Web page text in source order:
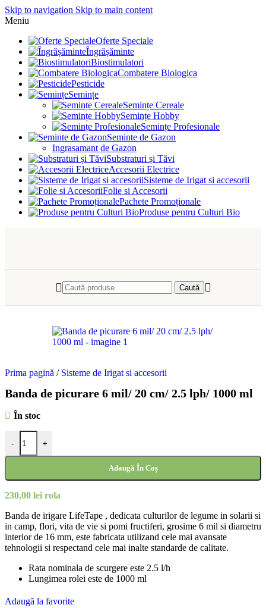
Skip to navigation Skip to main content
Meniu
Oferte Speciale
Îngrășăminte
Biostimulatori
Combatere Biologica
Pesticide
Semințe
Semințe Cereale
Semințe Hobby
Semințe Profesionale
Seminte de Gazon
Ingrasamant de Gazon
Substraturi și Tăvi
Accesorii Electrice
Sisteme de Irigat si accesorii
Folie si Accesorii
Pachete Promoționale
Produse pentru Culturi Bio
Caută
Prima pagină / Sisteme de Irigat si accesorii
Banda de picurare 6 mil/ 20 cm/ 2.5 lph/ 1000 ml
În stoc
- +
Adaugă În Coș
230,00 lei rola
Banda de irigare LifeTape , dedicata culturilor de legume in solarii si
in camp, flori, vita de vie si pomi fructiferi, grosime 6 mil si diametru
interior de 16 mm, este fabricata utilizand cele mai avansate
tehnologii si respectand cele mai inalte standarde de calitate.
Rata nominala de scurgere este 2.5 l/h
Lungimea rolei este de 1000 ml
Adaugă la favorite